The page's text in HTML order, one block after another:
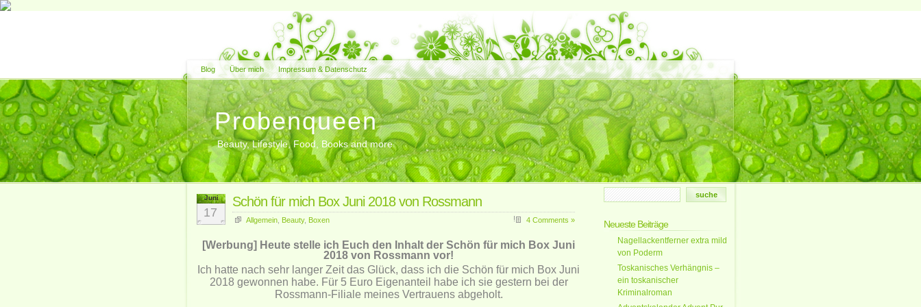
Blog Über mich Impressum & Datenschutz
Probenqueen
Beauty, Lifestyle, Food, Books and more
Juni
17
Schön für mich Box Juni 2018 von Rossmann
Allgemein Beauty, Boxen 4 Comments »
[Werbung] Heute stelle ich Euch den Inhalt der Schön für mich Box Juni
2018 von Rossmann vor!
Ich hatte nach sehr langer Zeit das Glück, dass ich die Schön für mich Box Juni
2018 gewonnen habe. Für 5 Euro Eigenanteil habe ich sie gestern bei der
Rossmann-Filiale meines Vertrauens abgeholt.
Neueste Beiträge
Nagellackentferner extra mild
von Poderm
Toskanisches Verhängnis –
ein toskanischer
Kriminalroman